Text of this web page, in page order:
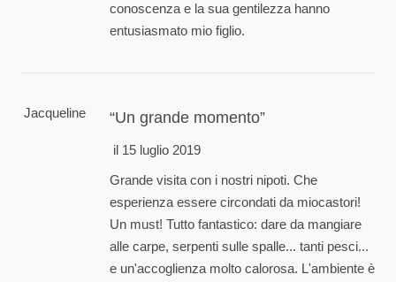
conoscenza e la sua gentilezza hanno
entusiasmato mio figlio.
Jacqueline Un grande momento
il 15 luglio 2019
Grande visita con i nostri nipoti. Che
esperienza essere circondati da miocastori!
Un must! Tutto fantastico: dare da mangiare
alle carpe, serpenti sulle spalle... tanti pesci...
e un'accoglienza molto calorosa. L'ambiente è